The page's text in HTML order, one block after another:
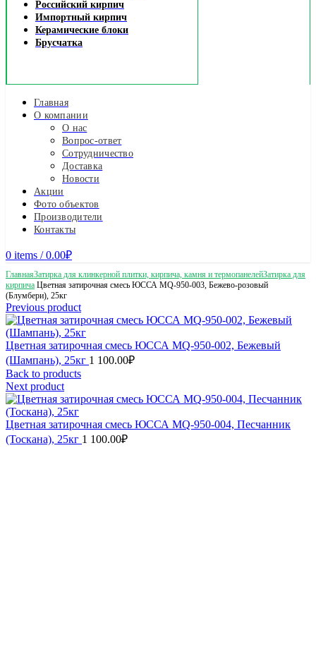
Российский кирпич
Импортный кирпич
Керамические блоки
Брусчатка
Главная
О компании
О нас
Вопрос-ответ
Сотрудничество
Доставка
Новости
Акции
Фото объектов
Производители
Контакты
0 items / 0.00₽
ГлавнаяЗатирка для клинкерной плитки, кирпича, камня и термопанелейЗатирка для
кирпича Цветная затирочная смесь ЮССА MQ-950-003, Бежево-розовый
(Блумбери), 25кг
Previous product
Цветная затирочная смесь ЮССА MQ-950-002, Бежевый
(Шампань), 25кг 1 100.00₽
Back to products
Next product
Цветная затирочная смесь ЮССА MQ-950-004, Песчанник
(Тоскана), 25кг 1 100.00₽